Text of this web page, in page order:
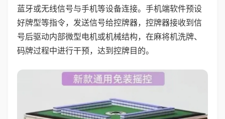
蓝牙或无线信号与手机等设备连接。手机端软件预设
好牌型等指令，发送信号给控牌器，控牌器接收到信
号后驱动内部微型电机或机械结构，在麻将机洗牌、
码牌过程中进行干预，达到控牌目的。